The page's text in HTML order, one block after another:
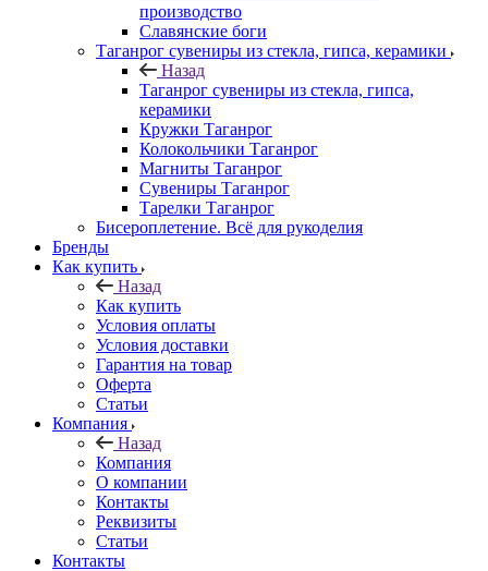
производство
Славянские боги
Таганрог сувениры из стекла, гипса, керамики
Назад
Таганрог сувениры из стекла, гипса,
керамики
Кружки Таганрог
Колокольчики Таганрог
Магниты Таганрог
Сувениры Таганрог
Тарелки Таганрог
Бисероплетение. Всё для рукоделия
Бренды
Как купить
Назад
Как купить
Условия оплаты
Условия доставки
Гарантия на товар
Оферта
Статьи
Компания
Назад
Компания
О компании
Контакты
Реквизиты
Статьи
Контакты